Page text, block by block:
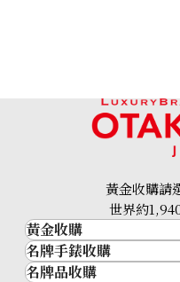
黃金收購請
世界約
黃金收購
黃金･金條
金條
名牌手錶收購
名牌手錶收購
名牌品收購